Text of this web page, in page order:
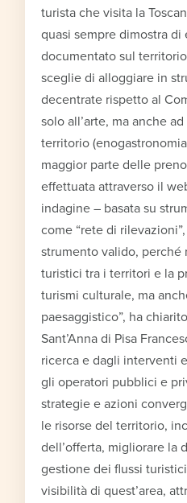
turista che visita la
quasi sempre dimostra di
documentato sul
sceglie di alloggiare in
decentrate rispetto al
solo all’arte, ma anche
territorio
maggior parte delle
effettuata attraverso il
indagine – basata su
come “rete di
strumento valido, perché
turistici tra i territori e la
turismi culturale, ma
paesaggistico”, ha
Sant’Anna di Pisa
ricerca e dagli interventi
gli operatori pubblici e
strategie e azioni
le risorse del territorio,
dell’offerta, migliorare la
gestione dei flussi
visibilità di quest’area,